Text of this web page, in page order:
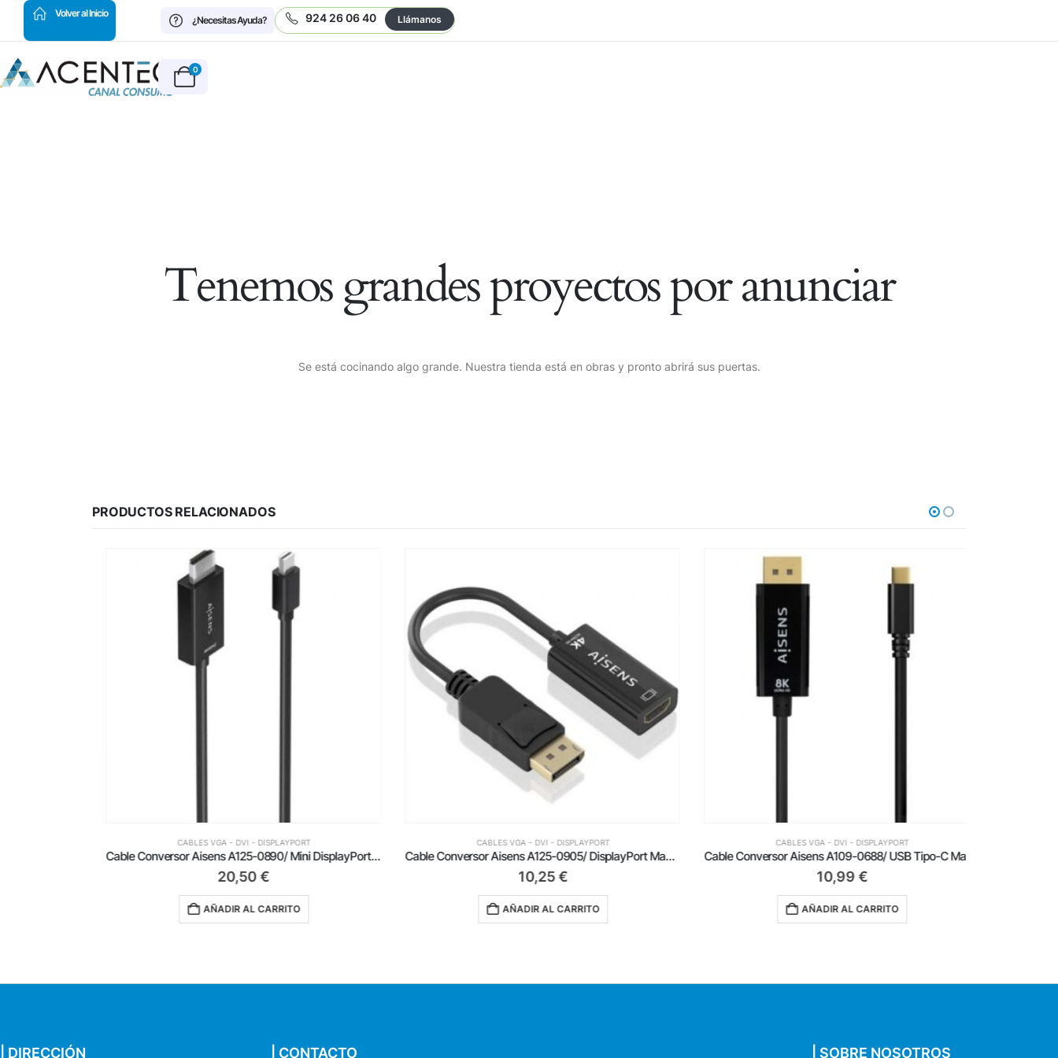
Volver al Inicio
¿Necesitas Ayuda?
924 26 06 40 Llámanos
0
Tenemos grandes proyectos por anunciar
Se está cocinando algo grande. Nuestra tienda está en obras y pronto abrirá sus puertas.
PRODUCTOS RELACIONADOS
CABLES VGA - DVI - DISPLAYPORT
Cable Conversor Aisens A125-0890/ Mini DisplayPort Macho – HDMI 4K Macho/ 5m/ Negro
20,50€
AÑADIR AL CARRITO
CABLES VGA - DVI - DISPLAYPORT
Cable Conversor Aisens A125-0905/ DisplayPort Macho – HDMI Hembra/ 15cm/ Negro
10,25€
AÑADIR AL CARRITO
CABLES VGA - DVI - DISPLAYPORT
Cable Conversor Aisens A109-0688/ USB Tipo-C Macho – DisplayPort Macho/ Hasta 27W/ 1250Mbps/ 80cm/ Negro
10,99€
AÑADIR AL CARRITO
| DIRECCIÓN | CONTACTO | SOBRE NOSOTROS